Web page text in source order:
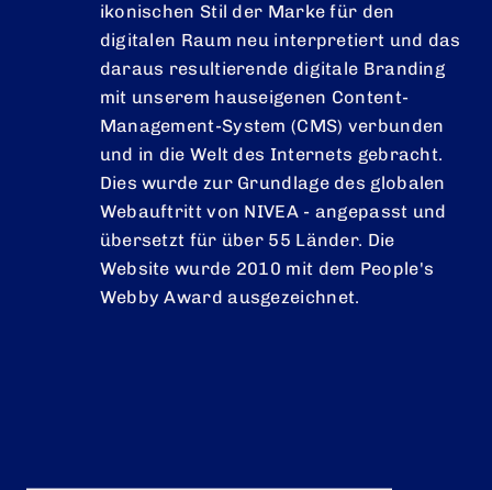
ikonischen Stil der Marke für den
digitalen Raum neu interpretiert und das
daraus resultierende digitale Branding
mit unserem hauseigenen Content-
Management-System (CMS) verbunden
und in die Welt des Internets gebracht.
Dies wurde zur Grundlage des globalen
Webauftritt von NIVEA - angepasst und
übersetzt für über 55 Länder. Die
Website wurde 2010 mit dem People's
Webby Award ausgezeichnet.